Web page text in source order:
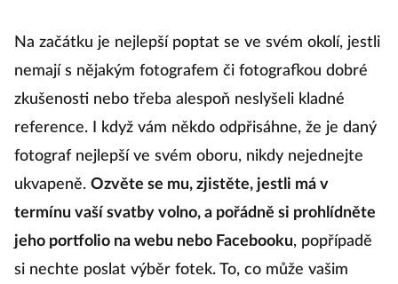
Na začátku je nejlepší poptat se ve svém okolí, jestli
nemají s nějakým fotografem či fotografkou dobré
zkušenosti nebo třeba alespoň neslyšeli kladné
reference. I když vám někdo odpřisáhne, že je daný
fotograf nejlepší ve svém oboru, nikdy nejednejte
ukvapeně. Ozvěte se mu, zjistěte, jestli má v
termínu vaší svatby volno, a pořádně si prohlídněte
jeho portfolio na webu nebo Facebooku, popřípadě
si nechte poslat výběr fotek. To, co může vašim